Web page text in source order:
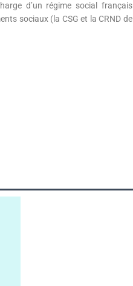
d’un régime social français
sociaux (la CSG et la CRND de